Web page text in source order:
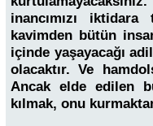
inancımızı
kavimden bütün
içinde yaşayacağı
olacaktır. Ve
Ancak elde edilen
kılmak, onu